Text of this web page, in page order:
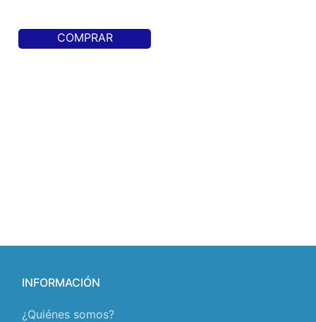
COMPRAR
INFORMACIÓN
¿Quiénes somos?